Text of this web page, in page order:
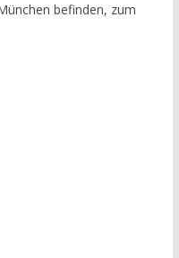
befinden, zum